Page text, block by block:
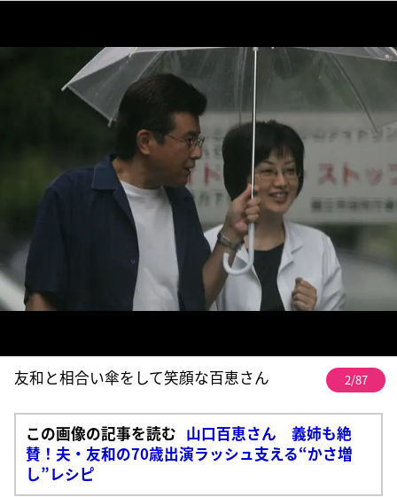
友和と相合い傘をして笑顔な百恵さん 2/87
この画像の記事を読む 山口百恵さん 義姉も絶
賛！夫・友和の70歳出演ラッシュ支える“かさ増
し”レシピ